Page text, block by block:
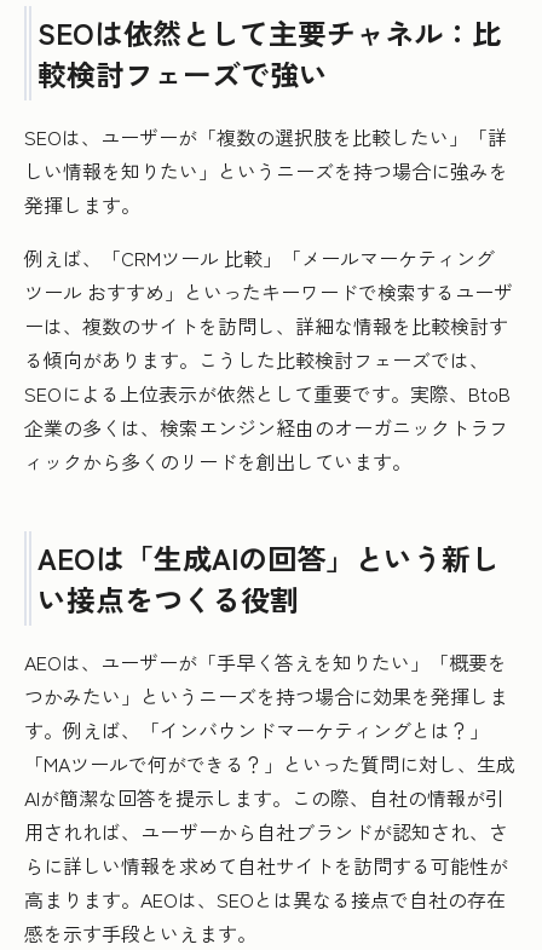
SEOは依然として主要チャネル：比
較検討フェーズで強い
SEOは、ユーザーが「複数の選択肢を比較したい」「詳
しい情報を知りたい」というニーズを持つ場合に強みを
発揮します。
例えば、「CRMツール 比較」「メールマーケティング
ツール おすすめ」といったキーワードで検索するユーザ
ーは、複数のサイトを訪問し、詳細な情報を比較検討す
る傾向があります。こうした比較検討フェーズでは、
SEOによる上位表示が依然として重要です。実際、BtoB
企業の多くは、検索エンジン経由のオーガニックトラフ
ィックから多くのリードを創出しています。
AEOは「生成AIの回答」という新し
い接点をつくる役割
AEOは、ユーザーが「手早く答えを知りたい」「概要を
つかみたい」というニーズを持つ場合に効果を発揮しま
す。例えば、「インバウンドマーケティングとは？」
「MAツールで何ができる？」といった質問に対し、生成
AIが簡潔な回答を提示します。この際、自社の情報が引
用されれば、ユーザーから自社ブランドが認知され、さ
らに詳しい情報を求めて自社サイトを訪問する可能性が
高まります。AEOは、SEOとは異なる接点で自社の存在
感を示す手段といえます。